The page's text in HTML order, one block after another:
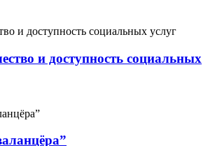
и доступность социальных